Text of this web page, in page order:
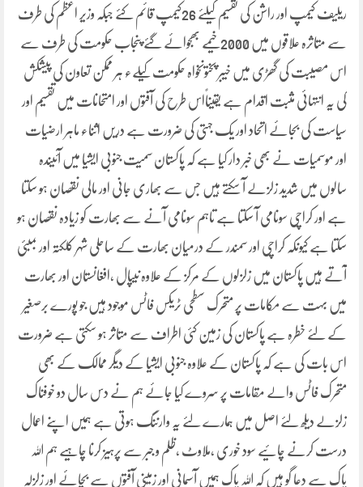
ریلیف کیمپ اور راشن کی تقسیم کیلئے 26کیمپ قائم کئے جبکہ وزیر اعظم کی طرف
سے متاثرہ علاقوں میں 2000خیمے بھجوائے گئے پنجاب حکومت کی طرف سے
اس مصیبت کی گھڑی میں خیبر پختونخواہ حکومت کیلےء ہر ممکن تعاون کی پیشکش
کی یہ انتہائی مثبت اقدام ہے یقیناًاس طرح کی آفتوں اور امتحانات میں تقسیم اور
سیاست کی بجائے اتحاد اور یک جہتی کی ضرورت ہے دریں اثناء ماہر ارضیات
اور موسمیات نے بھی خبر دار کیا ہے کہ پاکستان سمیت جنوبی ایشیا میں آئیندہ
سالوں میں شدید زلزلے آ سکتے ہیں جس سے بھاری جانی اور مالی نقصان ہو سکتا
ہے اور کراچی سونامی آ سکتا ہے تاہم سونامی آنے سے بھارت کو زیادہ نقصان ہو
سکتا ہے کیونکہ کراچی اور سمندر کے درمیان بھارت کے ساحلی شہر کلکتہ اور بمبئی
آتے ہیں پاکستان میں زلزلوں کے مرکز کے علاوہ نیپال ،افغانستان اور بھارت
میں بہت سے مکامات پر متحرک سطحی ٹریکس فاٹس موجود ہیں جو پورے برصغیر
کے لئے خطرہ ہے پاکستان کی زمین کئی اطراف سے متاثر ہو سکتی ہے ضرورت
اس بات کی ہے کہ پاکستان کے علاوہ جنوبی ایشیا کے دیگر ممالک کے بھی
متحرک فاٹس والے مقامات پر سروے کیا جائے ہم نے دس سال دو خوفناک
زلزلے دیلھ لئے اصل میں ہمارے لئے یہ وارننگ ہوتی ہے ہمیں اپنے اعمال
درست کرنے چائیے سود خوری ،ملاوٹ ،ظلم و جبر سے پرہیز کرنا چاہیے ہم اللہ
پاک سے دعا گو ہیں کہ اللہ پاک ہمیں آسمانی اور زمینی آفتوں سے بچائے اور زلزلہ